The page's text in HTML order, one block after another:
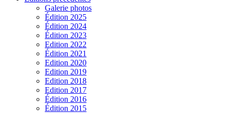
Galerie photos
Édition 2025
Édition 2024
Édition 2023
Edition 2022
Édition 2021
Edition 2020
Edition 2019
Edition 2018
Edition 2017
Édition 2016
Édition 2015